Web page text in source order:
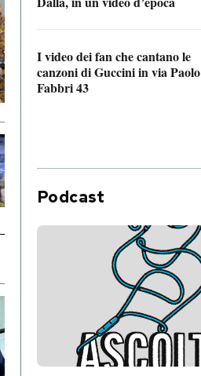
I video dei fan che cantano le
canzoni di Guccini in via Paolo
Fabbri 43
Podcast